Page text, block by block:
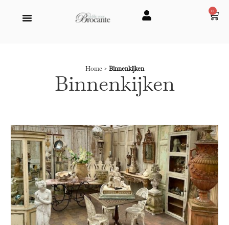
0
Home> Binnenkijken
Binnenkijken